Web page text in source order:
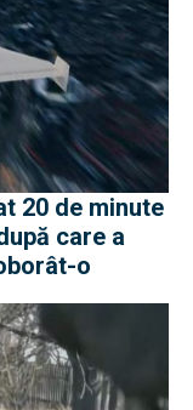
20 de minute
care a
o